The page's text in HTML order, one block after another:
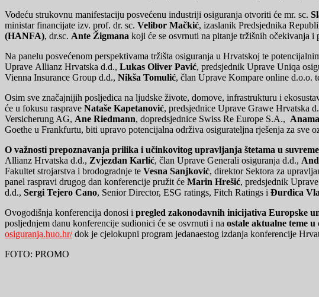
Vodeću strukovnu manifestaciju posvećenu industriji osiguranja otvoriti će mr. sc.
ministar financijate izv. prof. dr. sc. Velibor Mačkić, izaslanik Predsjednika
(HANFA), dr.sc. Ante Žigmana koji će se osvrnuti na pitanje tržišnih očekivanja i
Na panelu posvećenom perspektivama tržišta osiguranja u Hrvatskoj te
Uprave Allianz Hrvatska d.d., Lukas Oliver Pavić, predsjednik Uprave Uniqa
Vienna Insurance Group d.d., Nikša Tomulić, član Uprave Kompare online d.o.o.
Osim sve značajnijih posljedica na ljudske živote, domove, infrastrukturu i
će u fokusu rasprave Nataše Kapetanović, predsjednice Uprave Grawe Hrvatska
Versicherung AG, Ane Riedmann, dopredsjednice Swiss Re Europe S.A.,
Goethe u Frankfurtu, biti upravo potencijalna održiva osigurateljna rješenja za sve
O važnosti prepoznavanja prilika i učinkovitog upravljanja štetama u
Allianz Hrvatska d.d., Zvjezdan Karlić, član Uprave Generali osiguranja d.d.,
Fakultet strojarstva i brodogradnje te Vesna Sanjković, direktor Sektora za
panel raspravi drugog dan konferencije pružit će Marin Hrešić, predsjednik
d.d., Sergi Tejero Cano, Senior Director, ESG ratings, Fitch Ratings i Đurđica
Ovogodišnja konferencija donosi i pregled zakonodavnih inicijativa Europske
posljednjem danu konferencije sudionici će se osvrnuti i na ostale aktualne teme u
osiguranja.huo.hr/dok je cjelokupni program jedanaestog izdanja konferencije
FOTO: PROMO